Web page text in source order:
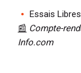
Essais
📰 Compte-
Info.com